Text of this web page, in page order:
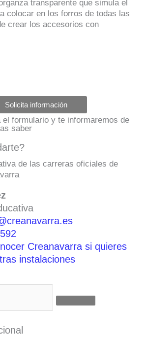
transparente que simula el
colocar en los forros de todas las
crear los accesorios con
Solicita información
formulario y te informaremos de
saber
de las carreras oficiales de
Creanavarra si quieres
instalaciones